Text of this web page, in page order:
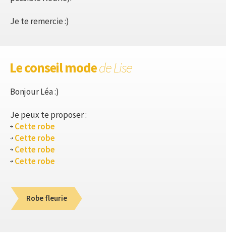
Je te remercie :)
Le conseil modede Lise
Bonjour Léa :)
Je peux te proposer :
Cette robe
Cette robe
Cette robe
Cette robe
Robe fleurie